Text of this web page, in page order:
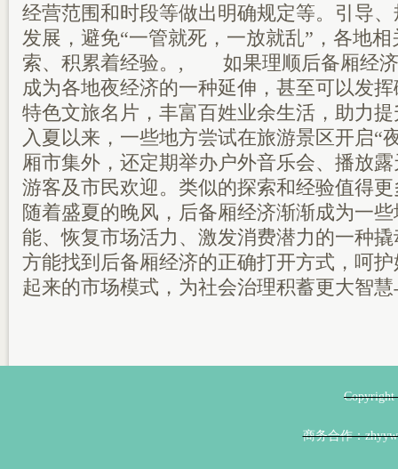
经营范围和时段等做出明确规定等。引导
发展，避免“一管就死，一放就乱”，各地
索、积累着经验。, 如果理顺后备厢经济
成为各地夜经济的一种延伸，甚至可以发
特色文旅名片，丰富百姓业余生活，助力
入夏以来，一些地方尝试在旅游景区开启“
厢市集外，还定期举办户外音乐会、播放
游客及市民欢迎。类似的探索和经验值
随着盛夏的晚风，后备厢经济渐渐成为一
能、恢复市场活力、激发消费潜力的一种
方能找到后备厢经济的正确打开方式，呵
起来的市场模式，为社会治理积蓄更大智
商务合作：